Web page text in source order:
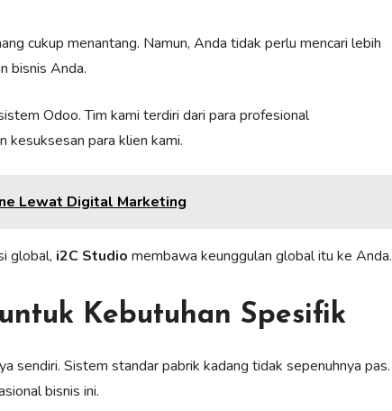
cukup menantang. Namun, Anda tidak perlu mencari lebih
bisnis Anda.
Odoo. Tim kami terdiri dari para profesional
kesuksesan para klien kami.
Lewat Digital Marketing
global, i2C Studio membawa keunggulan global itu ke Anda.
Kebutuhan Spesifik
sendiri. Sistem standar pabrik kadang tidak sepenuhnya pas.
bisnis ini.